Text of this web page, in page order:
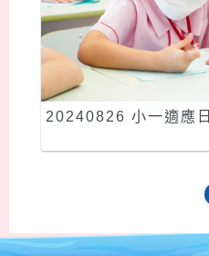
20240826 小一適應日